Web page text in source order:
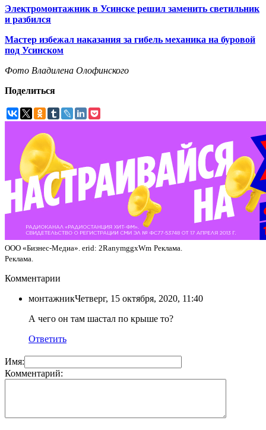
Электромонтажник в Усинске решил заменить светильник
и разбился
Мастер избежал наказания за гибель механика на буровой
под Усинском
Фото Владилена Олофинского
Поделиться
ООО «Бизнес-Медиа». erid: 2RanymggxWm Реклама.
Реклама.
Комментарии
монтажникЧетверг, 15 октября, 2020, 11:40
А чего он там шастал по крыше то?
Ответить
Имя:
Комментарий: